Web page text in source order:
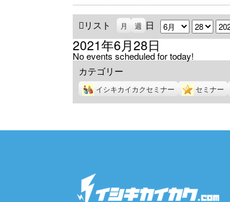
リスト
示
月 週 日 月 日 年
2021年6月28日
No events scheduled for today!
カテゴリー
イシキカイカクセミナー セミナー